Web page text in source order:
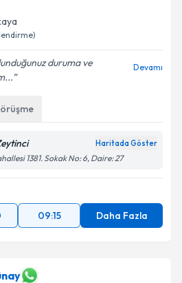
duruma ve
Devamı
Haritada Göster
1381. Sokak No: 6, Daire: 27
09:15 Daha Fazla